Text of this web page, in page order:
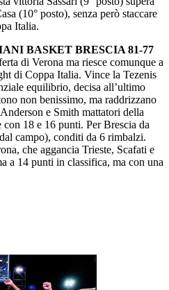
(10° posto), senza però staccare
Italia.
BASKET BRESCIA 81-77
di Verona ma riesce comunque a
di Coppa Italia. Vince la Tezenis
equilibrio, decisa all’ultimo
non benissimo, ma raddrizzano
e Smith mattatori della
con 18 e 16 punti. Per Brescia da
campo), conditi da 6 rimbalzi.
che aggancia Trieste, Scafati e
a 14 punti in classifica, ma con una